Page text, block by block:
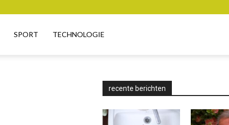
SPORT TECHNOLOGIE
recente berichten